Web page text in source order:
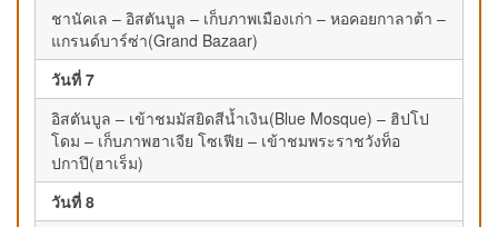
ชานัคเล – อิสตันบูล – เก็บภาพเมืองเก่า – หอคอยกาลาต้า –
แกรนด์บาร์ซ่า(Grand Bazaar)
วันที่ 7
อิสตันบูล – เข้าชมมัสยิดสีน้ำเงิน(Blue Mosque) – ฮิปโป
โดม – เก็บภาพฮาเจีย โซเฟีย – เข้าชมพระราชวังท็อ
ปกาปึ(ฮาเร็ม)
วันที่ 8